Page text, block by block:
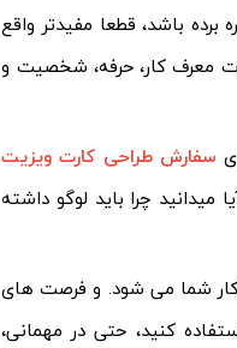
باشد، قطعا مفیدتر واقع
معرف کار، حرفه، شخصیت و
سفارش طراحی کارت ویزیت
چرا باید لوگو داشته
شما می شود. و فرصت های
کنید، حتی در مهمانی،